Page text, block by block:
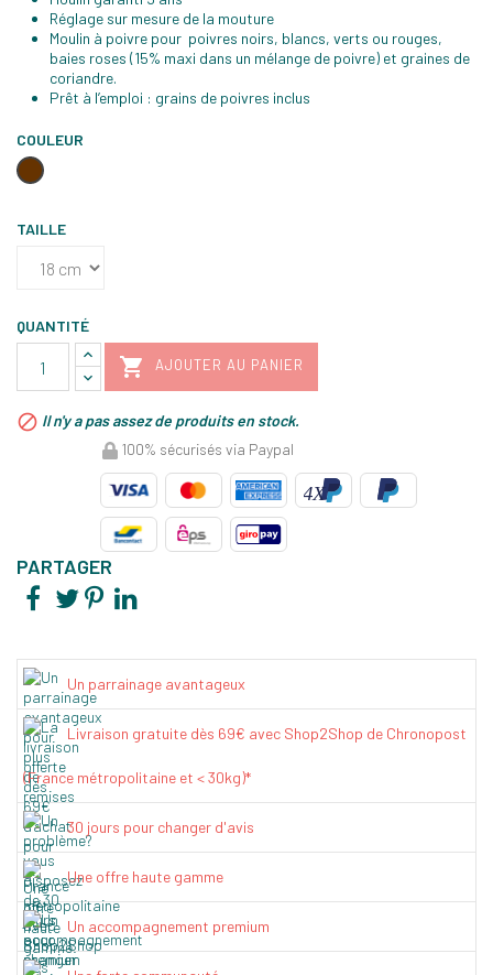
Réglage sur mesure de la mouture
Moulin à poivre pour poivres noirs, blancs, verts ou rouges,
baies roses (15% maxi dans un mélange de poivre) et graines de
coriandre.
Prêt à l’emploi : grains de poivres inclus
COULEUR
Chocolat
TAILLE
QUANTITÉ
 AJOUTER AU PANIER
 Il n'y a pas assez de produits en stock.
100% sécurisés via Paypal
PARTAGER
Un parrainage avantageux
Livraison gratuite dès 69€ avec Shop2Shop de Chronopost
(France métropolitaine et < 30kg)*
30 jours pour changer d'avis
Une offre haute gamme
Un accompagnement premium